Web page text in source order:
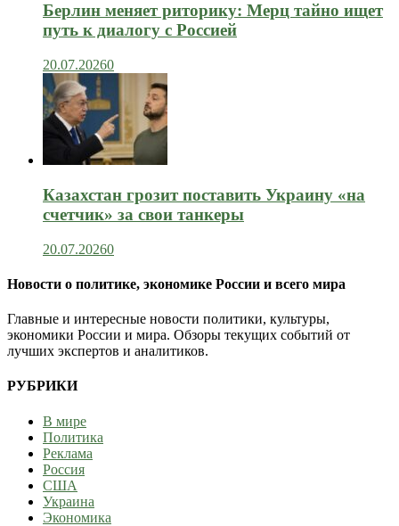
Берлин меняет риторику: Мерц тайно ищет
путь к диалогу с Россией
20.07.20260
Казахстан грозит поставить Украину «на
счетчик» за свои танкеры
20.07.20260
Новости о политике, экономике России и всего мира
Главные и интересные новости политики, культуры,
экономики России и мира. Обзоры текущих событий от
лучших экспертов и аналитиков.
РУБРИКИ
В мире
Политика
Реклама
Россия
США
Украина
Экономика